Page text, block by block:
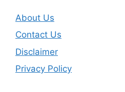
About Us
Contact Us
Disclaimer
Privacy Policy